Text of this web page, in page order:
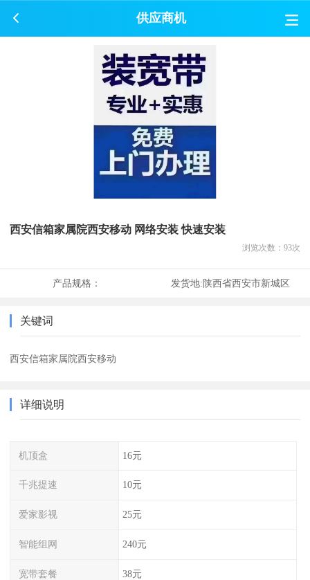
供应商机
西安信箱家属院西安移动 网络安装 快速安装
浏览次数： 93次
产品规格： 发货地:陕西省西安市新城区
关键词
西安信箱家属院西安移动
详细说明
机顶盒 16元
千兆提速 10元
爱家影视 25元
智能组网 240元
宽带套餐 38元